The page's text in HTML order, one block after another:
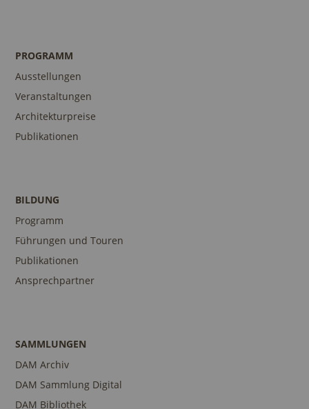
PROGRAMM
Ausstellungen
Veranstaltungen
Architekturpreise
Publikationen
BILDUNG
Programm
Führungen und Touren
Publikationen
Ansprechpartner
SAMMLUNGEN
DAM Archiv
DAM Sammlung Digital
DAM Bibliothek